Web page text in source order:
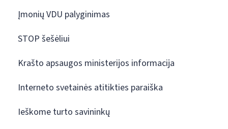
Įmonių VDU palyginimas
STOP šešėliui
Krašto apsaugos ministerijos informacija
Interneto svetainės atitikties paraiška
Ieškome turto savininkų